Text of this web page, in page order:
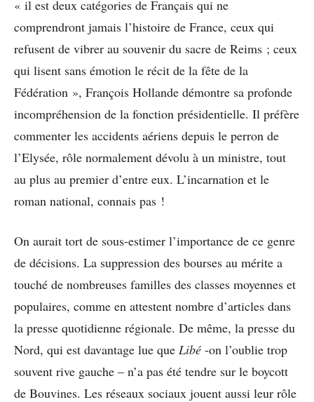
« il est deux catégories de Français qui ne
comprendront jamais l’histoire de France, ceux qui
refusent de vibrer au souvenir du sacre de Reims ; ceux
qui lisent sans émotion le récit de la fête de la
Fédération », François Hollande démontre sa profonde
incompréhension de la fonction présidentielle. Il préfère
commenter les accidents aériens depuis le perron de
l’Elysée, rôle normalement dévolu à un ministre, tout
au plus au premier d’entre eux. L’incarnation et le
roman national, connais pas !
On aurait tort de sous-estimer l’importance de ce genre
de décisions. La suppression des bourses au mérite a
touché de nombreuses familles des classes moyennes et
populaires, comme en attestent nombre d’articles dans
la presse quotidienne régionale. De même, la presse du
Nord, qui est davantage lue que Libé -on l’oublie trop
souvent rive gauche – n’a pas été tendre sur le boycott
de Bouvines. Les réseaux sociaux jouent aussi leur rôle